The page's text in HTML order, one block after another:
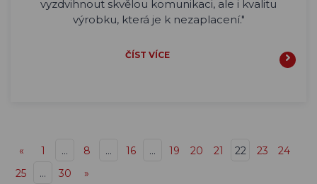
vyzdvihnout skvělou komunikaci, ale i kvalitu
výrobku, která je k nezaplacení."
ČÍST VÍCE
« 1 … 8 … 16 … 19 20 21 22 23
24
25
… 30 »